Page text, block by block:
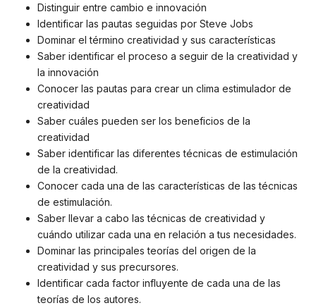
Distinguir entre cambio e innovación
Identificar las pautas seguidas por Steve Jobs
Dominar el término creatividad y sus características
Saber identificar el proceso a seguir de la creatividad y
la innovación
Conocer las pautas para crear un clima estimulador de
creatividad
Saber cuáles pueden ser los beneficios de la
creatividad
Saber identificar las diferentes técnicas de estimulación
de la creatividad.
Conocer cada una de las características de las técnicas
de estimulación.
Saber llevar a cabo las técnicas de creatividad y
cuándo utilizar cada una en relación a tus necesidades.
Dominar las principales teorías del origen de la
creatividad y sus precursores.
Identificar cada factor influyente de cada una de las
teorías de los autores.